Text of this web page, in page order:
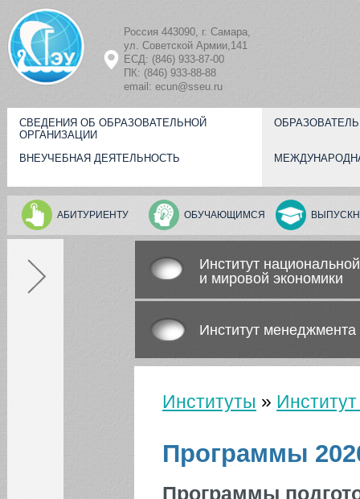
Перейти к основному содержанию
Россия 443090, г. Самара,
ул. Советской Армии,141
ЕСД: (846) 933-87-00
ПК: (846) 933-88-88
email: ecun@sseu.ru
СВЕДЕНИЯ ОБ ОБРАЗОВАТЕЛЬНОЙ
ОРГАНИЗАЦИИ
ВНЕУЧЕБНАЯ ДЕЯТЕЛЬНОСТЬ
ОБУЧАЮЩИМСЯ
АБИТУРИЕНТУ
Институт национальной
и мировой экономики
Институт менеджмента
Вы здесь
Институты »
Программы
Программы